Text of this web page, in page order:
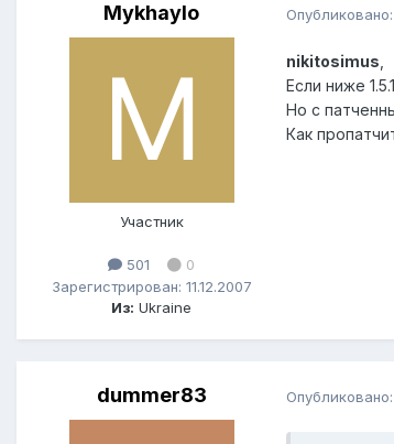
Mykhaylo
Участник
501
0
Зарегистрирован: 11.12.2007
Из: Ukraine
Опубликовано:
nikitosimus
Если ниже
Но с
Как
dummer83 Опубликовано: